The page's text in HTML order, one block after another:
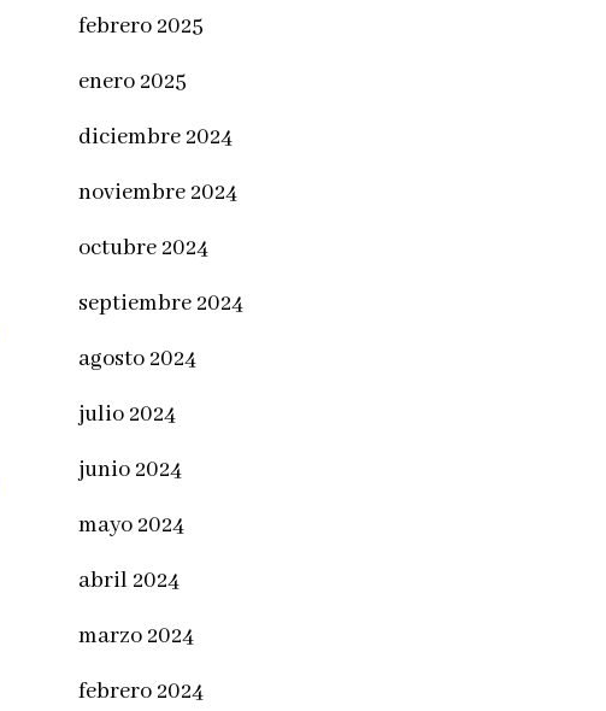
febrero 2025
enero 2025
diciembre 2024
noviembre 2024
octubre 2024
septiembre 2024
agosto 2024
julio 2024
junio 2024
mayo 2024
abril 2024
marzo 2024
febrero 2024